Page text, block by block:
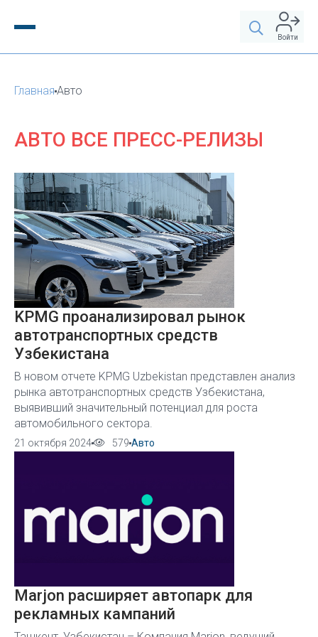
Войти
Главная Авто
АВТО ВСЕ ПРЕСС-РЕЛИЗЫ
KPMG проанализировал рынок
автотранспортных средств
Узбекистана
В новом отчете KPMG Uzbekistan представлен анализ
рынка автотранспортных средств Узбекистана,
выявивший значительный потенциал для роста
автомобильного сектора.
21 октября 2024 579 Авто
Marjon расширяет автопарк для
рекламных кампаний